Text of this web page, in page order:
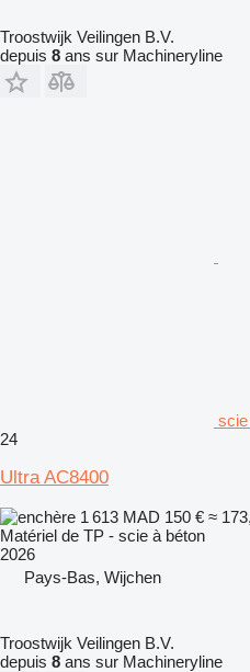
Troostwijk Veilingen B.V.
depuis 8 ans sur Machineryline
scie
24
Ultra AC8400
1 613 MAD 150 € ≈
Matériel de TP - scie à béton
2026
Pays-Bas, Wijchen
Troostwijk Veilingen B.V.
depuis 8 ans sur Machineryline